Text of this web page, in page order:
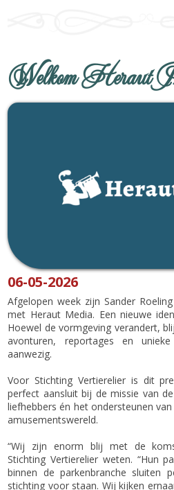
Welkom Heraut
06-05-2026
Afgelopen week zijn Sander
met Heraut Media. Een nieuwe
Hoewel de vormgeving verandert,
avonturen, reportages en unieke
aanwezig.
Voor Stichting Vertierelier is dit
perfect aansluit bij de missie van
liefhebbers én het ondersteunen
amusementswereld.
“Wij zijn enorm blij met de
Stichting Vertierelier weten. “Hun
binnen de parkenbranche sluiten
stichting voor staan. Wij kijken